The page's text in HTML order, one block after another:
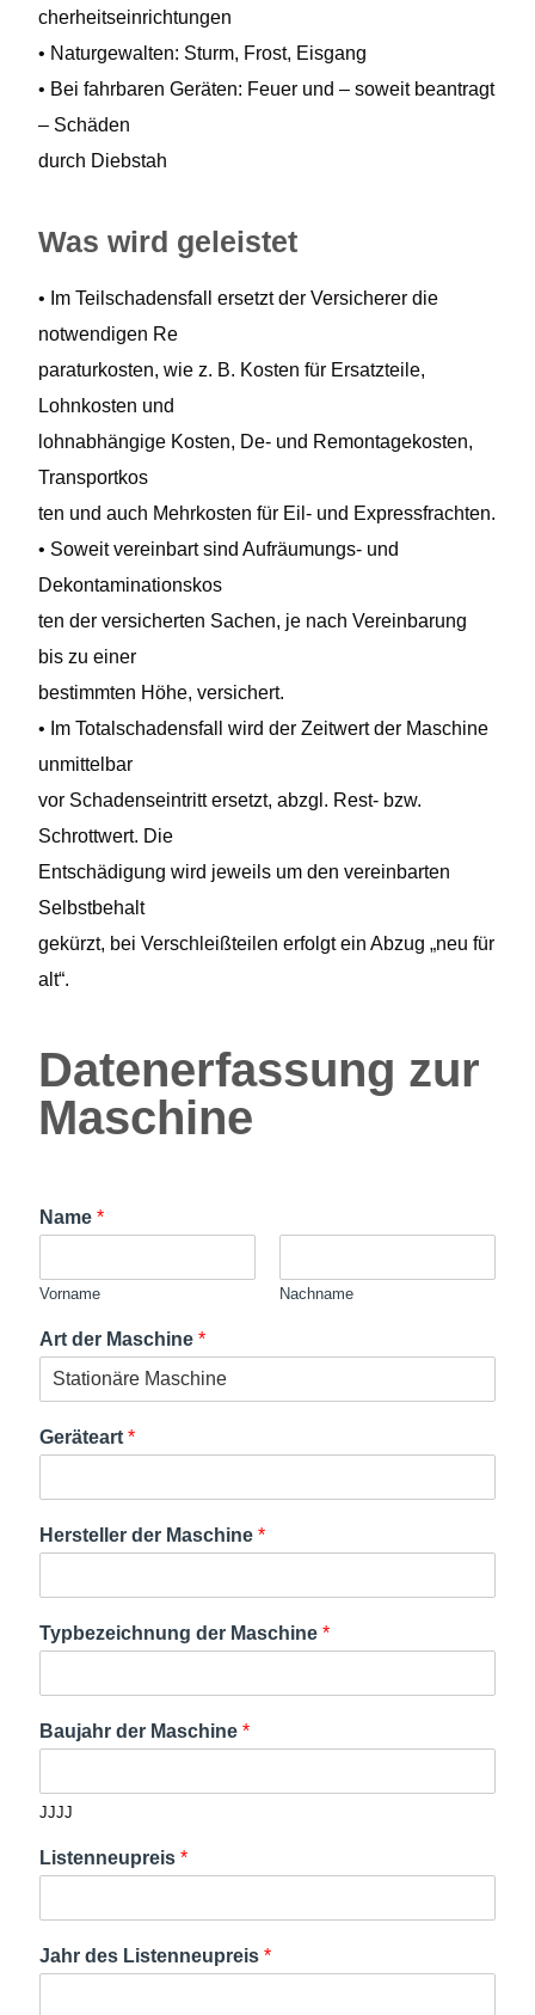
cherheitseinrichtungen
• Naturgewalten: Sturm, Frost, Eisgang
• Bei fahrbaren Geräten: Feuer und – soweit beantragt
– Schäden
durch Diebstah
Was wird geleistet
• Im Teilschadensfall ersetzt der Versicherer die
notwendigen Re
paraturkosten, wie z. B. Kosten für Ersatzteile,
Lohnkosten und
lohnabhängige Kosten, De- und Remontagekosten,
Transportkos
ten und auch Mehrkosten für Eil- und Expressfrachten.
• Soweit vereinbart sind Aufräumungs- und
Dekontaminationskos
ten der versicherten Sachen, je nach Vereinbarung
bis zu einer
bestimmten Höhe, versichert.
• Im Totalschadensfall wird der Zeitwert der Maschine
unmittelbar
vor Schadenseintritt ersetzt, abzgl. Rest- bzw.
Schrottwert. Die
Entschädigung wird jeweils um den vereinbarten
Selbstbehalt
gekürzt, bei Verschleißteilen erfolgt ein Abzug „neu für
alt“.
Datenerfassung zur
Maschine
Name*
Vorname Nachname
Art der Maschine*
Geräteart*
Hersteller der Maschine*
Typbezeichnung der Maschine*
Baujahr der Maschine*
JJJJ
Listenneupreis*
Jahr des Listenneupreis*